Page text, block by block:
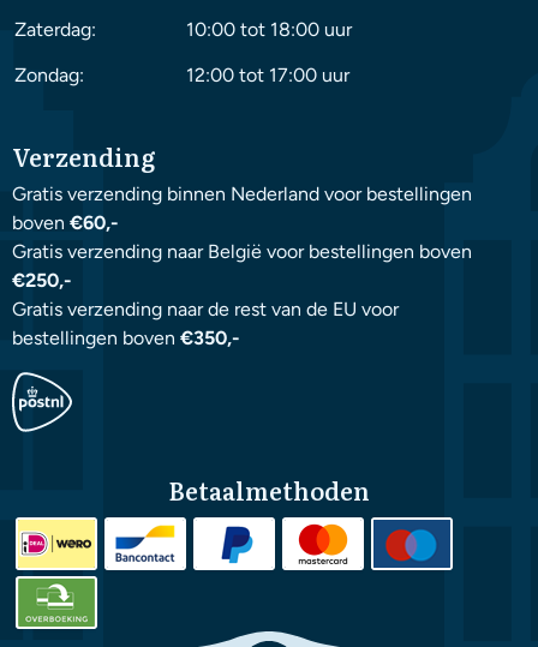
Zaterdag:
10:00 tot 18:00 uur
Zondag:
12:00 tot 17:00 uur
Verzending
Gratis verzending binnen Nederland voor bestellingen
boven €60,-
Gratis verzending naar België voor bestellingen boven
€250,-
Gratis verzending naar de rest van de EU voor
bestellingen boven €350,-
Betaalmethoden